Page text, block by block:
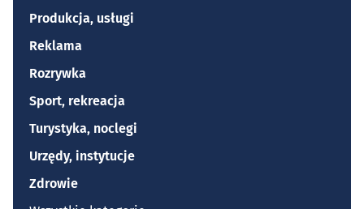
Produkcja, usługi
Reklama
Rozrywka
Sport, rekreacja
Turystyka, noclegi
Urzędy, instytucje
Zdrowie